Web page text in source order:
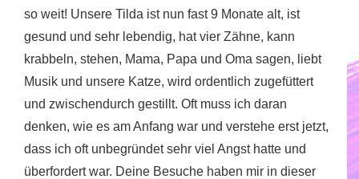
so weit! Unsere Tilda ist nun fast 9 Monate alt, ist
gesund und sehr lebendig, hat vier Zähne, kann
krabbeln, stehen, Mama, Papa und Oma sagen, liebt
Musik und unsere Katze, wird ordentlich zugefüttert
und zwischendurch gestillt. Oft muss ich daran
denken, wie es am Anfang war und verstehe erst jetzt,
dass ich oft unbegründet sehr viel Angst hatte und
überfordert war. Deine Besuche haben mir in dieser